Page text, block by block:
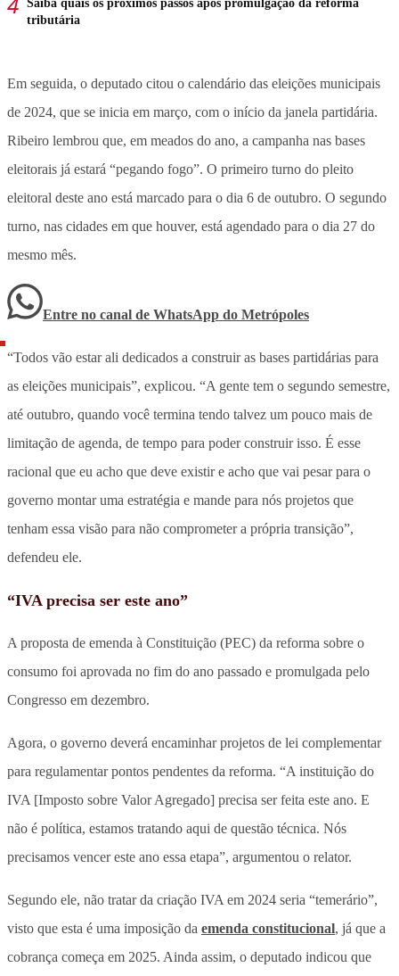
Saiba quais os próximos passos após promulgação da reforma
tributária
Em seguida, o deputado citou o calendário das eleições municipais
de 2024, que se inicia em março, com o início da janela partidária.
Ribeiro lembrou que, em meados do ano, a campanha nas bases
eleitorais já estará “pegando fogo”. O primeiro turno do pleito
eleitoral deste ano está marcado para o dia 6 de outubro. O segundo
turno, nas cidades em que houver, está agendado para o dia 27 do
mesmo mês.
Entre no canal de WhatsApp do Metrópoles
“Todos vão estar ali dedicados a construir as bases partidárias para
as eleições municipais”, explicou. “A gente tem o segundo semestre,
até outubro, quando você termina tendo talvez um pouco mais de
limitação de agenda, de tempo para poder construir isso. É esse
racional que eu acho que deve existir e acho que vai pesar para o
governo montar uma estratégia e mande para nós projetos que
tenham essa visão para não comprometer a própria transição”,
defendeu ele.
“IVA precisa ser este ano”
A proposta de emenda à Constituição (PEC) da reforma sobre o
consumo foi aprovada no fim do ano passado e promulgada pelo
Congresso em dezembro.
Agora, o governo deverá encaminhar projetos de lei complementar
para regulamentar pontos pendentes da reforma. “A instituição do
IVA [Imposto sobre Valor Agregado] precisa ser feita este ano. E
não é política, estamos tratando aqui de questão técnica. Nós
precisamos vencer este ano essa etapa”, argumentou o relator.
Segundo ele, não tratar da criação IVA em 2024 seria “temerário”,
visto que esta é uma imposição da emenda constitucional, já que a
cobrança começa em 2025. Ainda assim, o deputado indicou que